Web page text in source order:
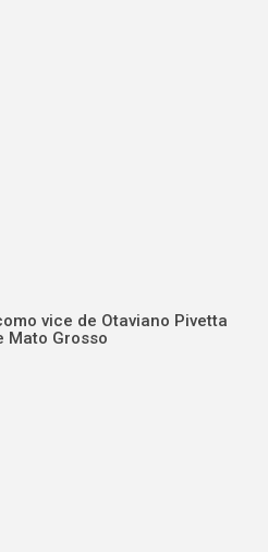
vice de Otaviano Pivetta
Mato Grosso